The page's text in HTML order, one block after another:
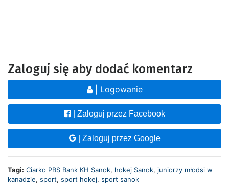
Zaloguj się aby dodać komentarz
| Logowanie
| Zaloguj przez Facebook
| Zaloguj przez Google
Tagi: Ciarko PBS Bank KH Sanok, hokej Sanok, juniorzy młodsi w
kanadzie, sport, sport hokej, sport sanok